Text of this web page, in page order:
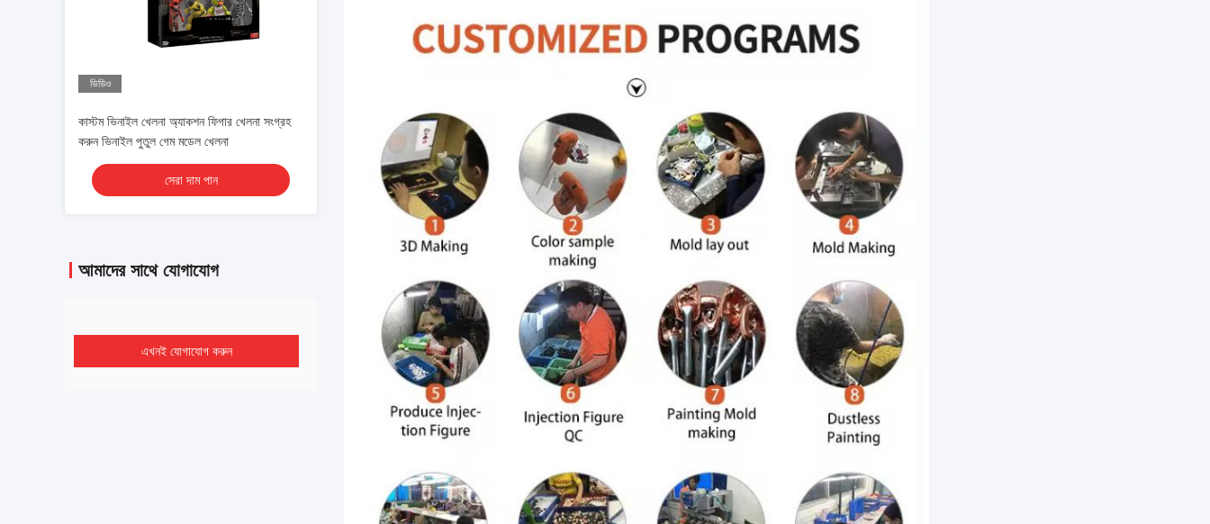
ভিডিও
কাস্টম ভিনাইল খেলনা অ্যাকশন ফিগার খেলনা সংগ্রহ
করুন ভিনাইল পুতুল গেম মডেল খেলনা
সেরা দাম পান
আমাদের সাথে যোগাযোগ
এখনই যোগাযোগ করুন